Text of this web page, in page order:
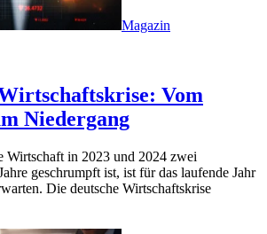
Magazin
Vom
Niedergang
Wirtschaft in 2023 und 2024 zwei
geschrumpft ist, ist für das laufende Jahr
Die deutsche Wirtschaftskrise